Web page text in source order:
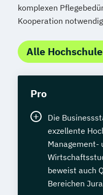
komplexen
Kooperation
Alle
Pro
Die
exzellente
Management-
beweist auch
Bereichen